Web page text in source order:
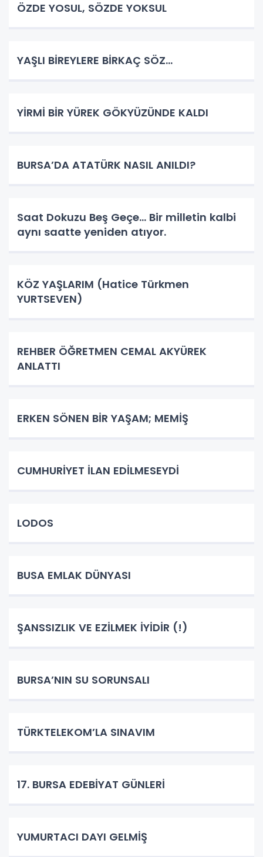
ÖZDE YOSUL, SÖZDE YOKSUL
YAŞLI BİREYLERE BİRKAÇ SÖZ…
YİRMİ BİR YÜREK GÖKYÜZÜNDE KALDI
BURSA’DA ATATÜRK NASIL ANILDI?
Saat Dokuzu Beş Geçe… Bir milletin kalbi
aynı saatte yeniden atıyor.
KÖZ YAŞLARIM (Hatice Türkmen
YURTSEVEN)
REHBER ÖĞRETMEN CEMAL AKYÜREK
ANLATTI
ERKEN SÖNEN BİR YAŞAM; MEMİŞ
CUMHURİYET İLAN EDİLMESEYDİ
LODOS
BUSA EMLAK DÜNYASI
ŞANSSIZLIK VE EZİLMEK İYİDİR (!)
BURSA’NIN SU SORUNSALI
TÜRKTELEKOM’LA SINAVIM
17. BURSA EDEBİYAT GÜNLERİ
YUMURTACI DAYI GELMİŞ